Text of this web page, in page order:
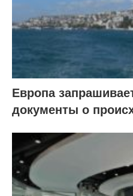
Европа
документы о